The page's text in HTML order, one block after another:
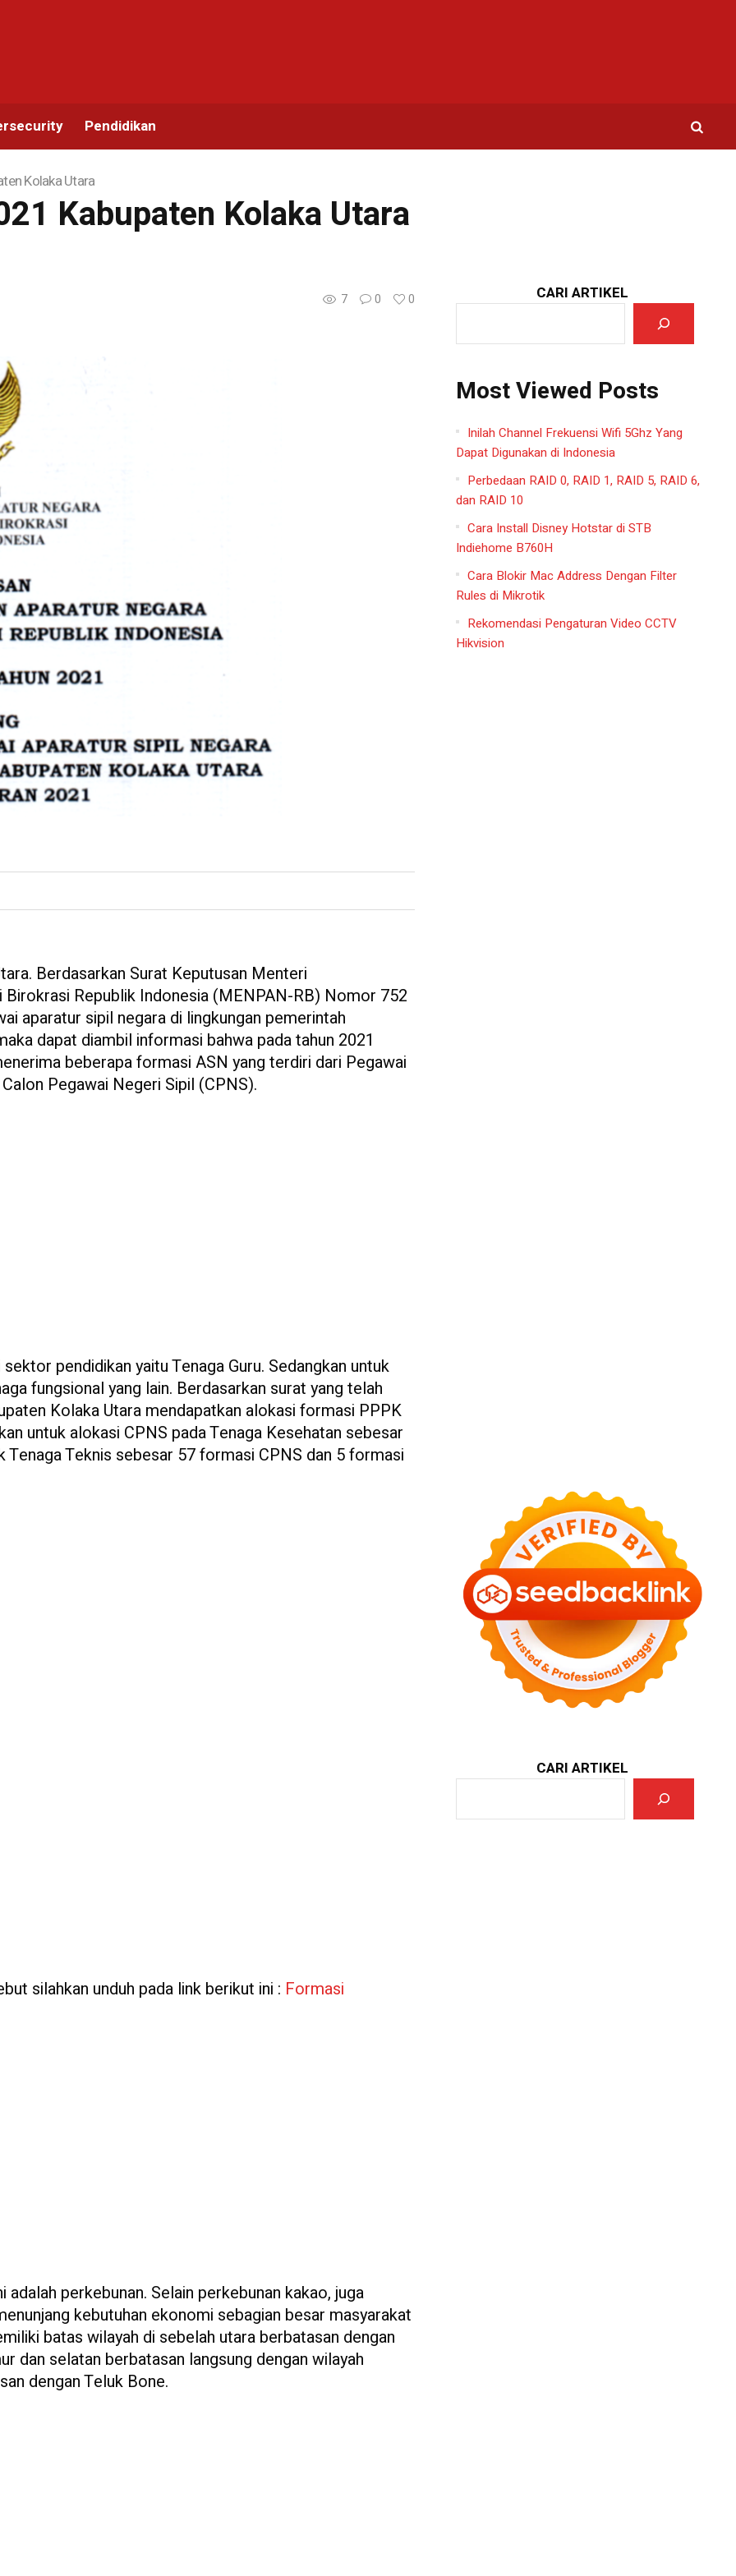
Pendidikan
Kolaka Utara
Kabupaten Kolaka Utara
7 0 0
Berdasarkan Surat Keputusan Menteri
Republik Indonesia (MENPAN-RB) Nomor 752
aparatur sipil negara di lingkungan pemerintah
dapat diambil informasi bahwa pada tahun 2021
beberapa formasi ASN yang terdiri dari Pegawai
Pegawai Negeri Sipil (CPNS).
pendidikan yaitu Tenaga Guru. Sedangkan untuk
fungsional yang lain. Berdasarkan surat yang telah
Kolaka Utara mendapatkan alokasi formasi PPPK
untuk alokasi CPNS pada Tenaga Kesehatan sebesar
Teknis sebesar 57 formasi CPNS dan 5 formasi
silahkan unduh pada link berikut ini : Formasi
perkebunan. Selain perkebunan kakao, juga
kebutuhan ekonomi sebagian besar masyarakat
batas wilayah di sebelah utara berbatasan dengan
dan selatan berbatasan langsung dengan wilayah
dengan Teluk Bone.
CARI ARTIKEL
Most Viewed Posts
Inilah Channel Frekuensi Wifi 5Ghz Yang
Dapat Digunakan di Indonesia
Perbedaan RAID 0, RAID 1, RAID 5, RAID 6,
dan RAID 10
Cara Install Disney Hotstar di STB
Indiehome B760H
Cara Blokir Mac Address Dengan Filter
Rules di Mikrotik
Rekomendasi Pengaturan Video CCTV
Hikvision
CARI ARTIKEL